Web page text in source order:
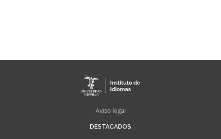
Aviso legal
DESTACADOS